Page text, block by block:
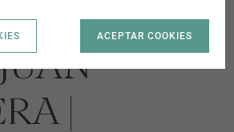
DE
|
ACEPTAR COOKIES